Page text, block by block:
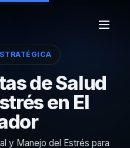
de Salud
en El
y Manejo del Estrés para